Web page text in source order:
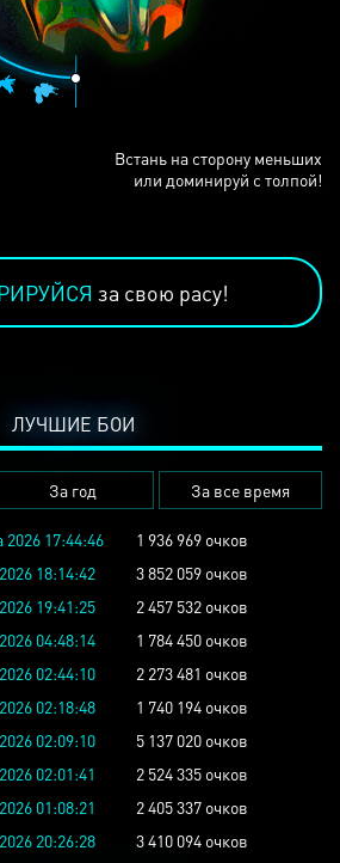
Встань на сторону меньших
или доминируй с толпой!
за свою расу!
ЛУЧШИЕ БОИ
За год За все время
2026 17:44:46
1 936 969 очков
18:14:42
3 852 059 очков
19:41:25
2 457 532 очков
04:48:14
1 784 450 очков
02:44:10
2 273 481 очков
02:18:48
1 740 194 очков
02:09:10
5 137 020 очков
02:01:41
2 524 335 очков
01:08:21
2 405 337 очков
20:26:28 3 410 094 очков